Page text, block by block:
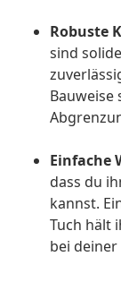
Robuste
sind
Bauweise
Einfache
dass du
kannst.
Tuch hält
bei